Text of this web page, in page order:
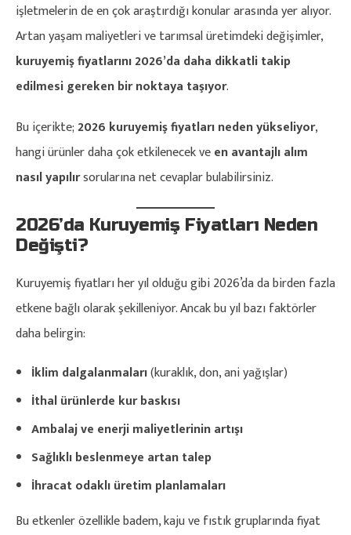
işletmelerin de en çok araştırdığı konular arasında yer alıyor.
Artan yaşam maliyetleri ve tarımsal üretimdeki değişimler,
kuruyemiş fiyatlarını 2026’da daha dikkatli takip
edilmesi gereken bir noktaya taşıyor.
Bu içerikte; 2026 kuruyemiş fiyatları neden yükseliyor,
hangi ürünler daha çok etkilenecek veen avantajlı alım
nasıl yapılırsorularına net cevaplar bulabilirsiniz.
2026’da Kuruyemiş Fiyatları Neden
Değişti?
Kuruyemiş fiyatları her yıl olduğu gibi 2026’da da birden fazla
etkene bağlı olarak şekilleniyor. Ancak bu yıl bazı faktörler
daha belirgin:
İklim dalgalanmaları(kuraklık, don, ani yağışlar)
İthal ürünlerde kur baskısı
Ambalaj ve enerji maliyetlerinin artışı
Sağlıklı beslenmeye artan talep
İhracat odaklı üretim planlamaları
Bu etkenler özellikle badem, kaju ve fıstık gruplarında fiyat